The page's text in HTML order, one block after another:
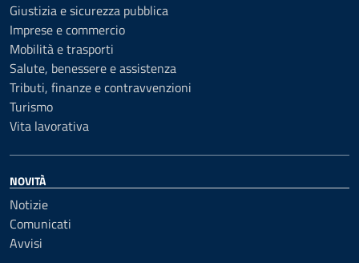
Giustizia e sicurezza pubblica
Imprese e commercio
Mobilità e trasporti
Salute, benessere e assistenza
Tributi, finanze e contravvenzioni
Turismo
Vita lavorativa
NOVITÀ
Notizie
Comunicati
Avvisi